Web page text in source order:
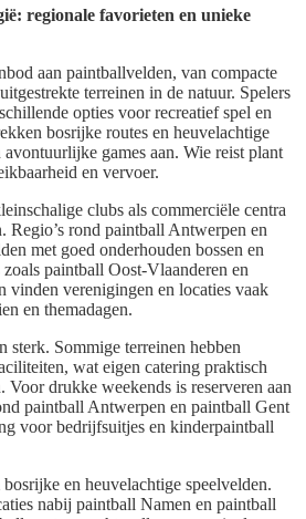
regionale favorieten en unieke
aan paintballvelden, van compacte
terreinen in de natuur. Spelers
opties voor recreatief spel en
bosrijke routes en heuvelachtige
avontuurlijke games aan. Wie reist plant
en vervoer.
clubs als commerciële centra
Regio’s rond paintball Antwerpen en
met goed onderhouden bossen en
paintball Oost-Vlaanderen en
vinden verenigingen en locaties vaak
en themadagen.
sterk. Sommige terreinen hebben
wat eigen catering praktisch
Voor drukke weekends is reserveren aan
paintball Antwerpen en paintball Gent
voor bedrijfsuitjes en kinderpaintball
bosrijke en heuvelachtige speelvelden.
nabij paintball Namen en paintball